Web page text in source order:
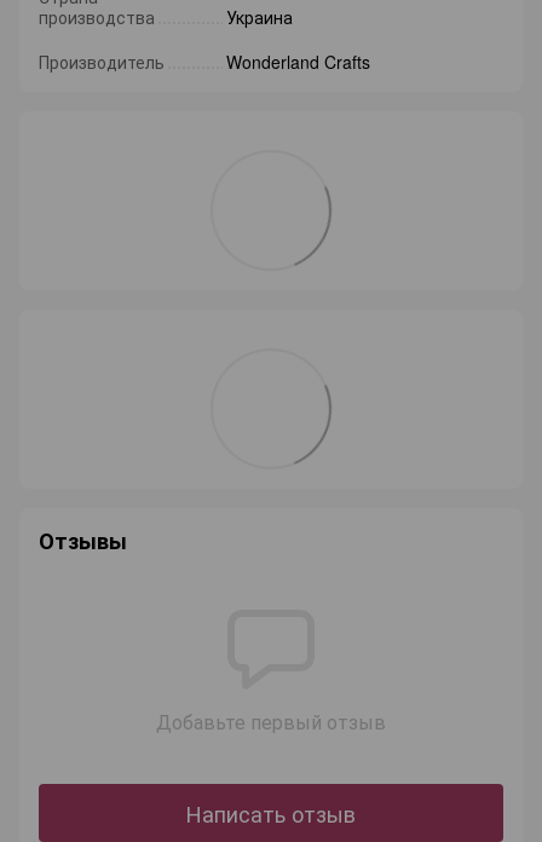
производства
Украина
Производитель
Wonderland Crafts
Отзывы
Добавьте первый отзыв
Написать отзыв
Ми завжди раді допомогти!
Наші години роботи: